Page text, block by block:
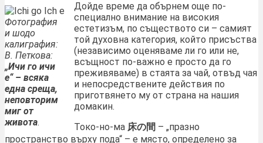
Фотография
и шодо
калиграфия:
В. Петкова:
„Ичи го ичи
е“ – всяка
една среща,
неповторим
миг от
живота.
Дойде време да обърнем още по-
специално внимание на високия
естетизъм, по съществото си – самият
той духовна категория, който присъства
(независимо оценяваме ли го или не,
всъщност по-важно е просто да го
преживяваме) в стаята за чай, отвъд чая
и непосредствените действия по
приготвянето му от страна на нашия
домакин.
Токо-но-ма 床の間 – „празно
пространство върху пода“ – е място, определено за